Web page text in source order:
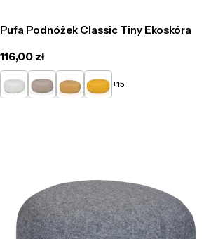
Pufa Podnóżek Classic Tiny Ekoskóra
Cena
regularna
116,00 zł
Biały
BeżowyŻółty Słoneczny
+15